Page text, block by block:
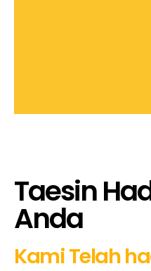
Taesin
Anda
Kami Telah